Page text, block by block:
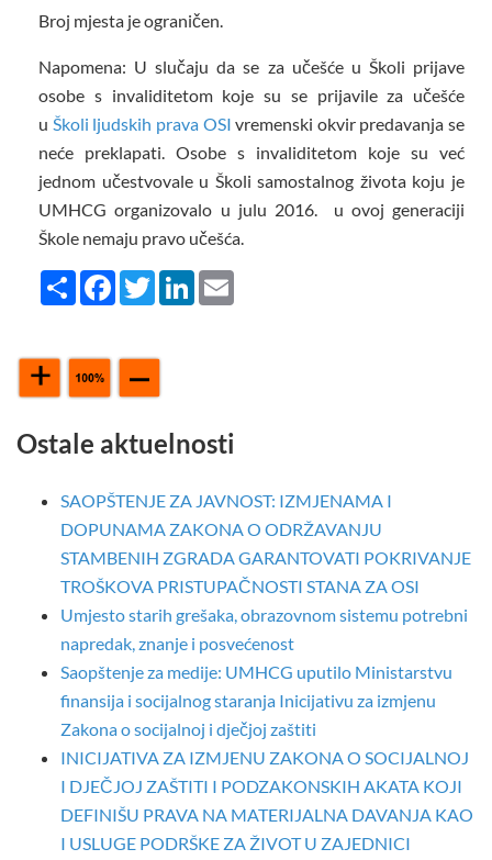
Broj mjesta je ograničen.
Napomena: U slučaju da se za učešće u Školi prijave
osobe s invaliditetom koje su se prijavile za učešće
u Školi ljudskih prava OSI vremenski okvir predavanja se
neće preklapati. Osobe s invaliditetom koje su već
jednom učestvovale u Školi samostalnog života koju je
UMHCG organizovalo u julu 2016. u ovoj generaciji
Škole nemaju pravo učešća.
Share FacebookTwitterLinkedIn
Ostale aktuelnosti
SAOPŠTENJE ZA JAVNOST: IZMJENAMA I
DOPUNAMA ZAKONA O ODRŽAVANJU
STAMBENIH ZGRADA GARANTOVATI POKRIVANJE
TROŠKOVA PRISTUPAČNOSTI STANA ZA OSI
Umjesto starih grešaka, obrazovnom sistemu potrebni
napredak, znanje i posvećenost
Saopštenje za medije: UMHCG uputilo Ministarstvu
finansija i socijalnog staranja Inicijativu za izmjenu
Zakona o socijalnoj i dječjoj zaštiti
INICIJATIVA ZA IZMJENU ZAKONA O SOCIJALNOJ
I DJEČJOJ ZAŠTITI I PODZAKONSKIH AKATA KOJI
DEFINIŠU PRAVA NA MATERIJALNA DAVANJA KAO
I USLUGE PODRŠKE ZA ŽIVOT U ZAJEDNICI